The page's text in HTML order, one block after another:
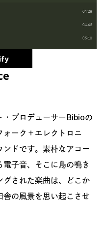
・プロデューサーBibioの
ーク＋エレクトロニ
ドです。素朴なアコー
子音、そこに鳥の鳴き
された楽曲は、どこか
の風景を思い起こさせ